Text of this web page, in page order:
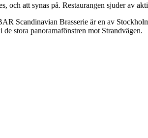
och att synas på. Restaurangen sjuder av
Scandinavian Brasserie är en av
stora panoramafönstren mot Strandvägen.